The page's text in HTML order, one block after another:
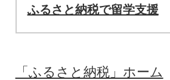
ふるさと納税で留学支援
「ふるさと納税」ホーム